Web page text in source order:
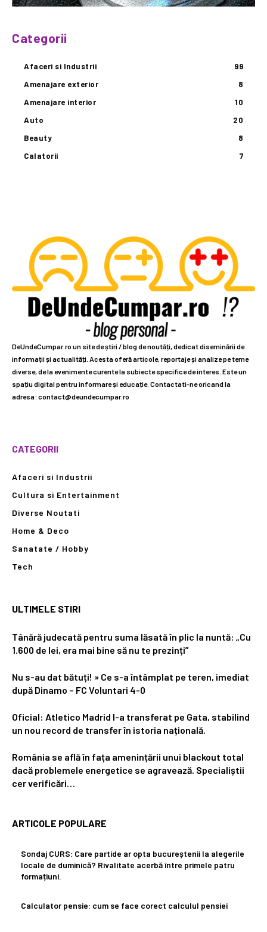
Categorii
Afaceri si Industrii
99
Amenajare exterior
8
Amenajare interior
10
Auto
20
Beauty
8
Calatorii
7
DeUndeCumpar.ro un site de știri / blog de noutăți, dedicat diseminării de
informații și actualități. Acesta oferă articole, reportaje și analize pe teme
diverse, de la evenimente curente la subiecte specifice de interes. Este un
spațiu digital pentru informare și educație. Contactati-ne oricand la
adresa: contact@deundecumpar.ro
CATEGORII
Afaceri si Industrii
Cultura si Entertainment
Diverse Noutati
Home & Deco
Sanatate / Hobby
Tech
ULTIMELE STIRI
Tânără judecată pentru suma lăsată în plic la nuntă: „Cu
1.600 de lei, era mai bine să nu te prezinți”
Nu s-au dat bătuți! » Ce s-a întâmplat pe teren, imediat
după Dinamo – FC Voluntari 4-0
Oficial: Atletico Madrid l-a transferat pe Gata, stabilind
un nou record de transfer în istoria națională.
România se află în fața amenințării unui blackout total
dacă problemele energetice se agravează. Specialiștii
cer verificări…
ARTICOLE POPULARE
Sondaj CURS: Care partide ar opta bucureștenii la alegerile
locale de duminică? Rivalitate acerbă între primele patru
formațiuni.
Calculator pensie: cum se face corect calculul pensiei